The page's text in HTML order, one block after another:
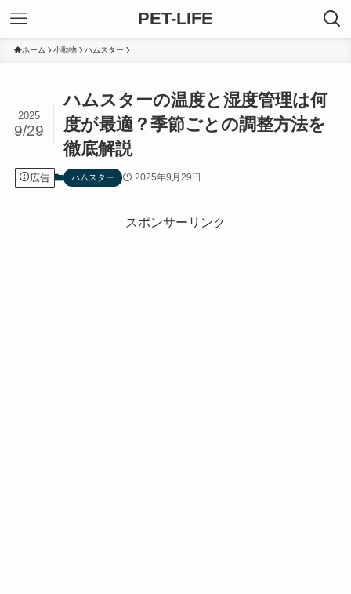
PET-LIFE
ホーム 小動物 ハムスター
ハムスターの温度と湿度管理は何
度が最適？季節ごとの調整方法を
徹底解説
2025
9/29
広告 ハムスター 2025年9月29日
スポンサーリンク